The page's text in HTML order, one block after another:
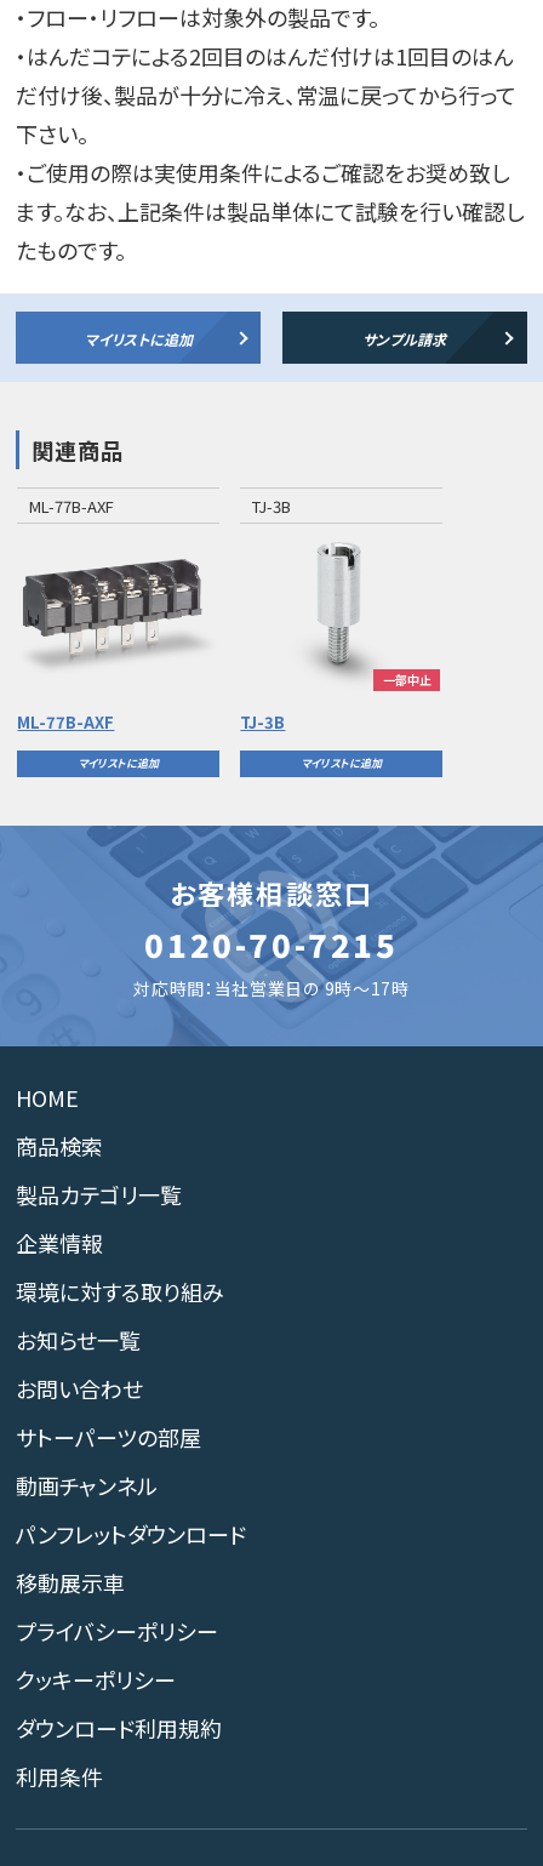
・フロー・リフローは対象外の製品です。
・はんだコテによる2回目のはんだ付けは1回目のはん
だ付け後、製品が十分に冷え、常温に戻ってから行って
下さい。
・ご使用の際は実使用条件によるご確認をお奨め致し
ます。なお、上記条件は製品単体にて試験を行い確認し
たものです。
マイリストに追加 サンプル請求
関連商品
ML-77B-AXF
ML-77B-AXF
マイリストに追加
TJ-3B
一部中止
TJ-3B
マイリストに追加
お客様相談窓口
0120-70-7215
対応時間：当社営業日の 9時～17時
HOME
商品検索
製品カテゴリ一覧
企業情報
環境に対する取り組み
お知らせ一覧
お問い合わせ
サトーパーツの部屋
動画チャンネル
パンフレットダウンロード
移動展示車
プライバシーポリシー
クッキーポリシー
ダウンロード利用規約
利用条件